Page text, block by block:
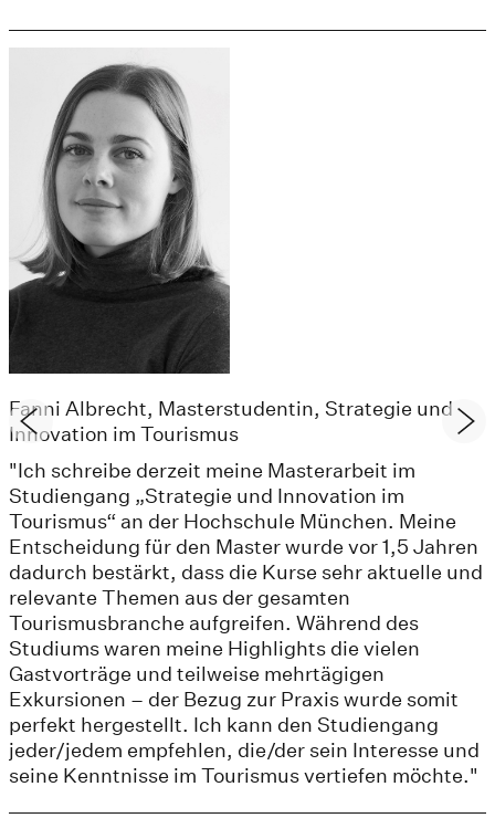
Fanni Albrecht, Masterstudentin, Strategie und
Innovation im Tourismus
"Ich schreibe derzeit meine Masterarbeit im
Studiengang „Strategie und Innovation im
Tourismus“ an der Hochschule München. Meine
Entscheidung für den Master wurde vor 1,5 Jahren
dadurch bestärkt, dass die Kurse sehr aktuelle und
relevante Themen aus der gesamten
Tourismusbranche aufgreifen. Während des
Studiums waren meine Highlights die vielen
Gastvorträge und teilweise mehrtägigen
Exkursionen – der Bezug zur Praxis wurde somit
perfekt hergestellt. Ich kann den Studiengang
jeder/jedem empfehlen, die/der sein Interesse und
seine Kenntnisse im Tourismus vertiefen möchte."